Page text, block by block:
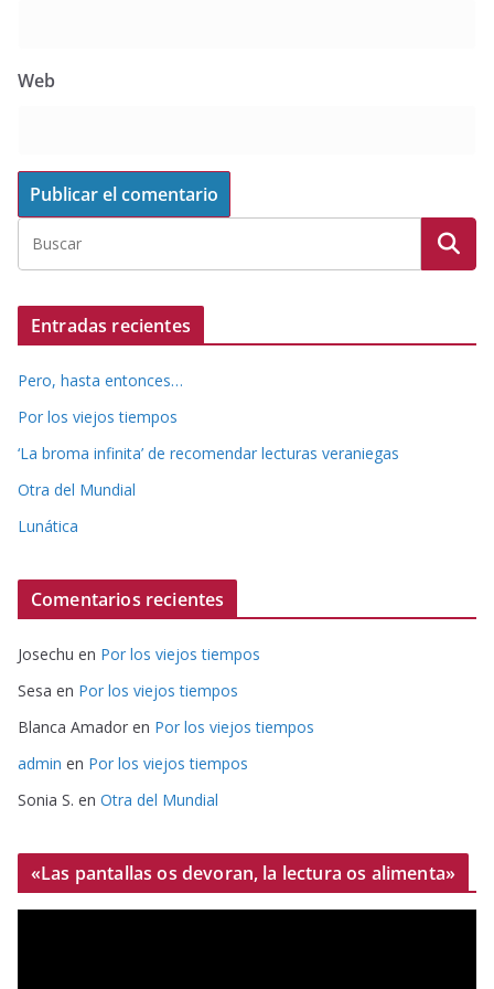
Web
Entradas recientes
Pero, hasta entonces…
Por los viejos tiempos
‘La broma infinita’ de recomendar lecturas veraniegas
Otra del Mundial
Lunática
Comentarios recientes
Josechu en Por los viejos tiempos
Sesa en Por los viejos tiempos
Blanca Amador en Por los viejos tiempos
admin en Por los viejos tiempos
Sonia S. en Otra del Mundial
«Las pantallas os devoran, la lectura os alimenta»